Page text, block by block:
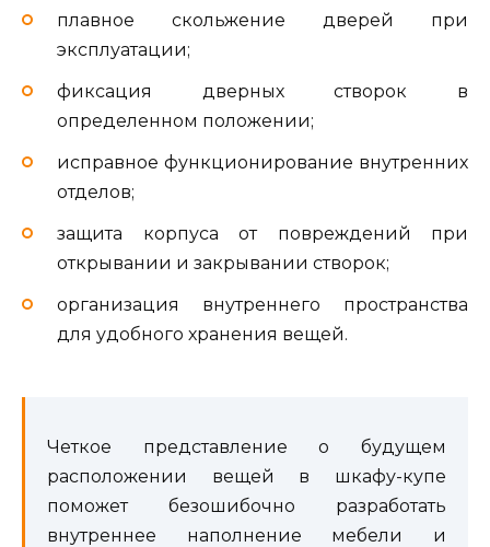
плавное скольжение дверей при
эксплуатации;
фиксация дверных створок в
определенном положении;
исправное функционирование внутренних
отделов;
защита корпуса от повреждений при
открывании и закрывании створок;
организация внутреннего пространства
для удобного хранения вещей.
Четкое представление о будущем
расположении вещей в шкафу-купе
поможет безошибочно разработать
внутреннее наполнение мебели и